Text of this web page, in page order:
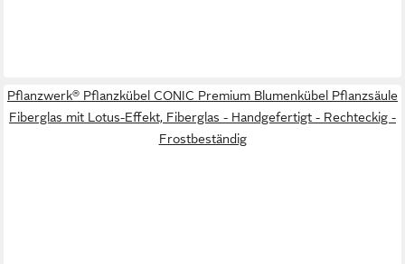
Pflanzwerk® Pflanzkübel CONIC Premium Blumenkübel Pflanzsäule
Fiberglas mit Lotus-Effekt, Fiberglas - Handgefertigt - Rechteckig -
Frostbeständig